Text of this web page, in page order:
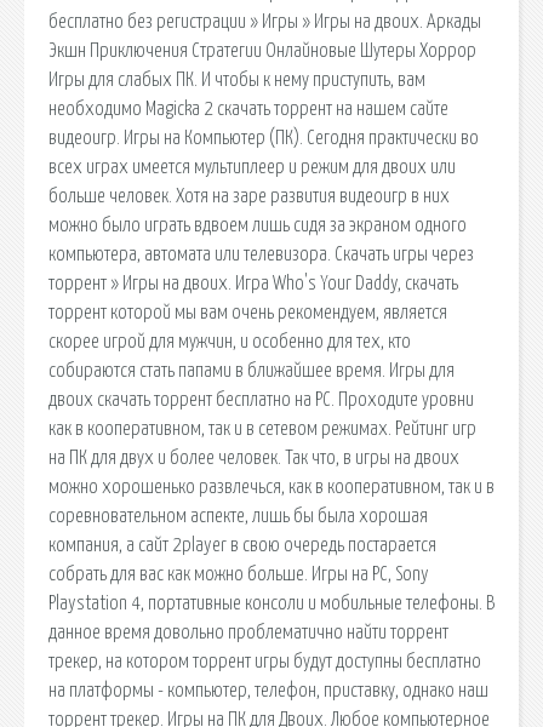
бесплатно без регистрации » Игры » Игры на двоих. Аркады
Экшн Приключения Стратегии Онлайновые Шутеры Хоррор
Игры для слабых ПК. И чтобы к нему приступить, вам
необходимо Magicka 2 скачать торрент на нашем сайте
видеоигр. Игры на Компьютер (ПК). Сегодня практически во
всех играх имеется мультиплеер и режим для двоих или
больше человек. Хотя на заре развития видеоигр в них
можно было играть вдвоем лишь сидя за экраном одного
компьютера, автомата или телевизора. Скачать игры через
торрент » Игры на двоих. Игра Who's Your Daddy, скачать
торрент которой мы вам очень рекомендуем, является
скорее игрой для мужчин, и особенно для тех, кто
собираются стать папами в ближайшее время. Игры для
двоих скачать торрент бесплатно на PC. Проходите уровни
как в кооперативном, так и в сетевом режимах. Рейтинг игр
на ПК для двух и более человек. Так что, в игры на двоих
можно хорошенько развлечься, как в кооперативном, так и в
соревновательном аспекте, лишь бы была хорошая
компания, а сайт 2player в свою очередь постарается
собрать для вас как можно больше. Игры на PC, Sony
Playstation 4, портативные консоли и мобильные телефоны. В
данное время довольно проблематично найти торрент
трекер, на котором торрент игры будут доступны бесплатно
на платформы - компьютер, телефон, приставку, однако наш
торрент трекер. Игры на ПК для Двоих. Любое компьютерное